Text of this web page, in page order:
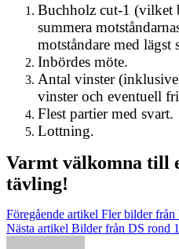
Buchholz cut-1 (vilket
summera
motståndare med lägst
Inbördes möte.
Antal vinster
vinster och eventuell
Flest partier med svart.
Lottning.
Varmt välkomna till
tävling!
Inläggsnavigering
Föregående artikel Fler bilder från
Nästa artikel Bilder från DS rond